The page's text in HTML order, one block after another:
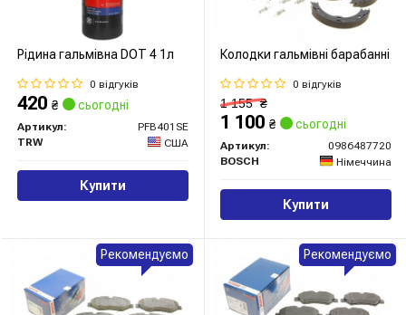
Рідина гальмівна DOT 4 1л
0 відгуків
420 ₴ сьогодні
Артикул:
PFB401SE
TRW
США
Купити
Колодки гальмівні барабанні
0 відгуків
1 155₴
1 100 ₴ сьогодні
Артикул:
0986487720
BOSCH
Німеччина
Купити
Рекомендуємо Рекомендуємо